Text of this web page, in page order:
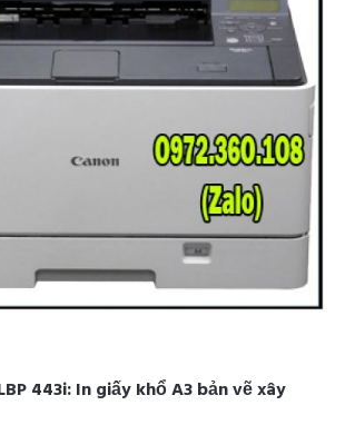
443i: In giấy khổ A3 bản vẽ xây